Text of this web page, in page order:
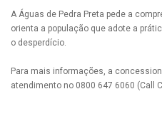
A Águas de Pedra Preta pede a
orienta a população que adote a
o desperdício.
Para mais informações, a
atendimento no 0800 647 6060 (Call